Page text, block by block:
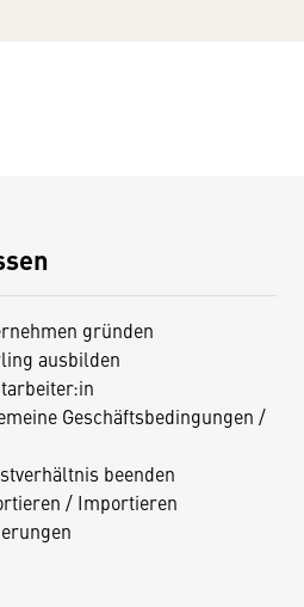
gründen
ausbilden
Geschäftsbedingungen /
beenden
/ Importieren